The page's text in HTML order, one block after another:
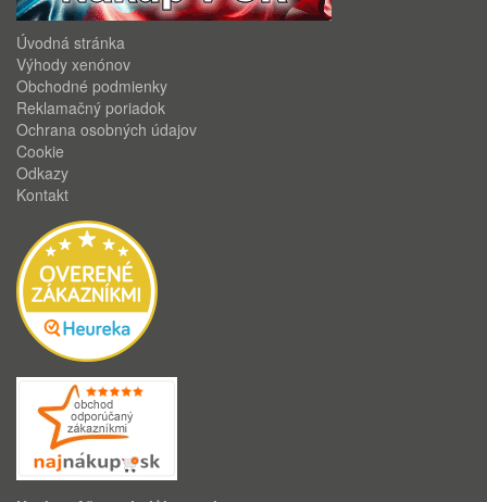
Úvodná stránka
Výhody xenónov
Obchodné podmienky
Reklamačný poriadok
Ochrana osobných údajov
Cookie
Odkazy
Kontakt